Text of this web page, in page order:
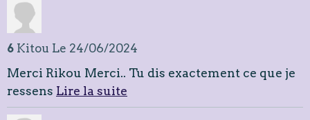
6 Kitou Le 24/06/2024
Merci Rikou Merci.. Tu dis exactement ce que je
ressens Lire la suite